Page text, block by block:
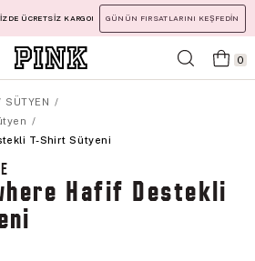
ÜCRETSİZ KARGO! GÜNÜN FIRSATLARINI KEŞFEDİN
0
SÜTYEN
T-Shirt Sütyeni
Hafif Destekli